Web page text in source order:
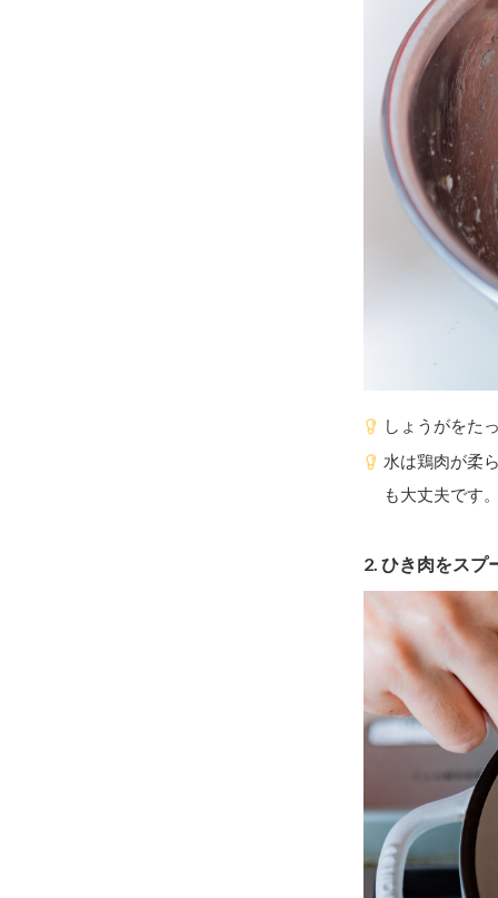
しょうがをた
水は鶏肉が柔
も大丈夫です
2. ひき肉をスプ